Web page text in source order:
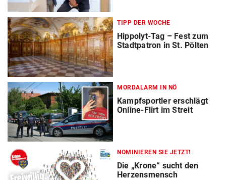
TIPP DER WOCHE
Hippolyt-Tag – Fest zum
Stadtpatron in St. Pölten
MORDALARM IN NÖ
Kampfsportler erschlägt
Online-Flirt im Streit
NOMINIEREN SIE JETZT!
Die „Krone“ sucht den
Herzensmensch